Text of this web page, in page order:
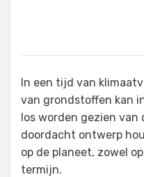
In een tijd van
van grondstoffen kan
los worden gezien van
doordacht ontwerp
op de planeet, zowel
termijn.